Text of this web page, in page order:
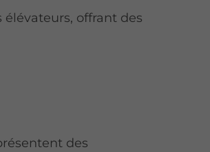
offrant des
des